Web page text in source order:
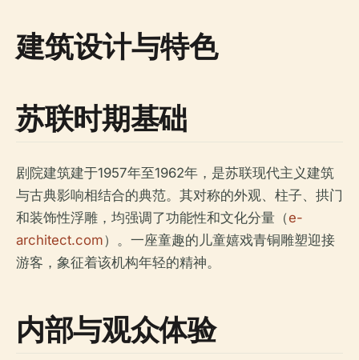
建筑设计与特色
苏联时期基础
剧院建筑建于1957年至1962年，是苏联现代主义建筑
与古典影响相结合的典范。其对称的外观、柱子、拱门
和装饰性浮雕，均强调了功能性和文化分量（e-
architect.com）。一座童趣的儿童嬉戏青铜雕塑迎接
游客，象征着该机构年轻的精神。
内部与观众体验